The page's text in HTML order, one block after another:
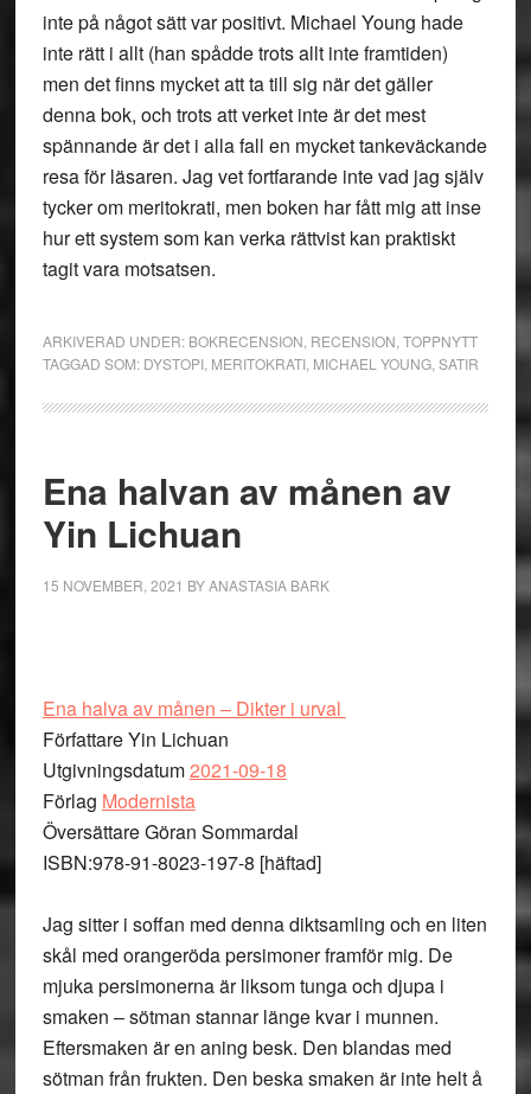
inte på något sätt var positivt. Michael Young hade
inte rätt i allt (han spådde trots allt inte framtiden)
men det finns mycket att ta till sig när det gäller
denna bok, och trots att verket inte är det mest
spännande är det i alla fall en mycket tankeväckande
resa för läsaren. Jag vet fortfarande inte vad jag själv
tycker om meritokrati, men boken har fått mig att inse
hur ett system som kan verka rättvist kan praktiskt
tagit vara motsatsen.
ARKIVERAD UNDER: BOKRECENSION RECENSION TOPPNYTT
TAGGAD SOM: DYSTOPI, MERITOKRATI, MICHAEL YOUNG, SATIR
Ena halvan av månen av
Yin Lichuan
15 NOVEMBER, 2021 BYANASTASIA BARK
Ena halva av månen – Dikter i urval
Författare Yin Lichuan
Utgivningsdatum2021-09-18
Förlag Modernista
Översättare Göran Sommardal
ISBN:978-91-8023-197-8 [häftad]
Jag sitter i soffan med denna diktsamling och en liten
skål med orangeröda persimoner framför mig. De
mjuka persimonerna är liksom tunga och djupa i
smaken – sötman stannar länge kvar i munnen.
Eftersmaken är en aning besk. Den blandas med
sötman från frukten. Den beska smaken är inte helt å